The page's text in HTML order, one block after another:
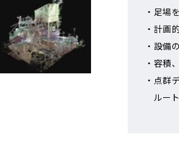
足場
計画
設備
容積
点群
ルー